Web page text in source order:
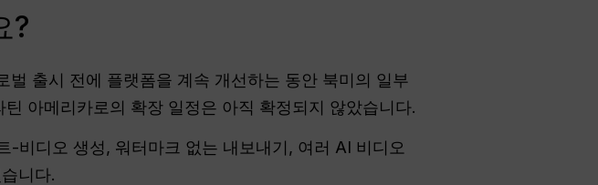
?
벌 출시 전에 플랫폼을 계속 개선하는 동안 북미의 일부
아메리카로의 확장 일정은 아직 확정되지 않았습니다.
-비디오 생성, 워터마크 없는 내보내기, 여러 AI 비디오
니다.